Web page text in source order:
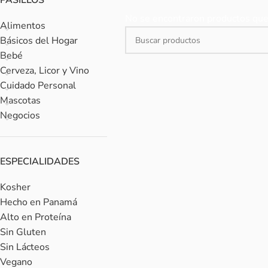
Alimentos
Básicos del Hogar
Bebé
Cerveza, Licor y Vino
Cuidado Personal
Mascotas
Negocios
ESPECIALIDADES
Kosher
Hecho en Panamá
Alto en Proteína
Sin Gluten
Sin Lácteos
Vegano